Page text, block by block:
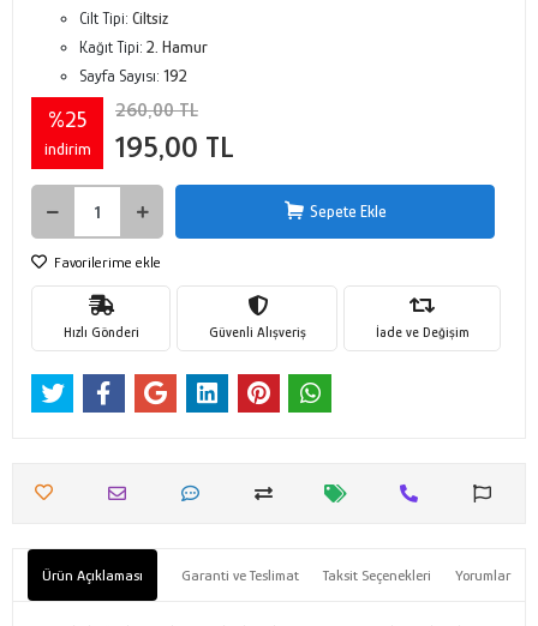
Cilt Tipi: Ciltsiz
Kağıt Tipi: 2. Hamur
Sayfa Sayısı: 192
%25
indirim
260,00 TL
195,00 TL
Sepete Ekle
Favorilerime ekle
Hızlı Gönderi Güvenli Alışveriş İade ve Değişim
Ürün Açıklaması Garanti ve Teslimat Taksit Seçenekleri Yorumlar